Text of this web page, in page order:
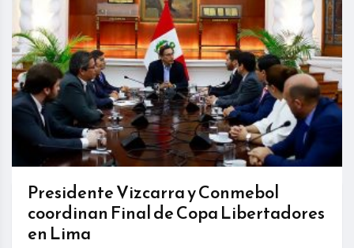
Presidente Vizcarra y Conmebol
coordinan Final de Copa Libertadores
en Lima